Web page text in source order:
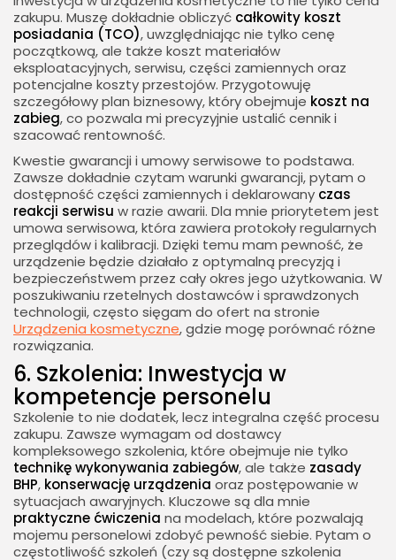
zakupu. Muszę dokładnie obliczyć całkowity koszt
posiadania (TCO), uwzględniając nie tylko cenę
początkową, ale także koszt materiałów
eksploatacyjnych, serwisu, części zamiennych oraz
potencjalne koszty przestojów. Przygotowuję
szczegółowy plan biznesowy, który obejmuje koszt na
zabieg, co pozwala mi precyzyjnie ustalić cennik i
szacować rentowność.
Kwestie gwarancji i umowy serwisowe to podstawa.
Zawsze dokładnie czytam warunki gwarancji, pytam o
dostępność części zamiennych i deklarowany czas
reakcji serwisu w razie awarii. Dla mnie priorytetem jest
umowa serwisowa, która zawiera protokoły regularnych
przeglądów i kalibracji. Dzięki temu mam pewność, że
urządzenie będzie działało z optymalną precyzją i
bezpieczeństwem przez cały okres jego użytkowania. W
poszukiwaniu rzetelnych dostawców i sprawdzonych
technologii, często sięgam do ofert na stronie
Urządzenia kosmetyczne, gdzie mogę porównać różne
rozwiązania.
6. Szkolenia: Inwestycja w
kompetencje personelu
Szkolenie to nie dodatek, lecz integralna część procesu
zakupu. Zawsze wymagam od dostawcy
kompleksowego szkolenia, które obejmuje nie tylko
technikę wykonywania zabiegów, ale także zasady
BHP, konserwację urządzenia oraz postępowanie w
sytuacjach awaryjnych. Kluczowe są dla mnie
praktyczne ćwiczenia na modelach, które pozwalają
mojemu personelowi zdobyć pewność siebie. Pytam o
częstotliwość szkoleń (czy są dostępne szkolenia